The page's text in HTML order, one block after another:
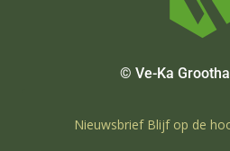
© Ve-Ka
Nieuwsbrief Blijf op de